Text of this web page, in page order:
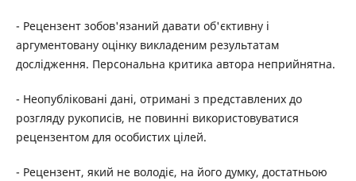
- Рецензент зобов'язаний давати об'єктивну і
аргументовану оцінку викладеним результатам
дослідження. Персональна критика автора неприйнятна.
- Неопубліковані дані, отримані з представлених до
розгляду рукописів, не повинні використовуватися
рецензентом для особистих цілей.
- Рецензент, який не володіє, на його думку, достатньою